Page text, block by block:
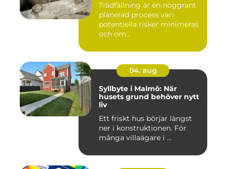
Trädfällning är en noggrant
planerad process vari
potentiella risker minimeras
och om...
04. aug
Syllbyte i Malmö: När
husets grund behöver nytt
liv
Ett friskt hus börjar längst
ner i konstruktionen. För
många villaägare i ...